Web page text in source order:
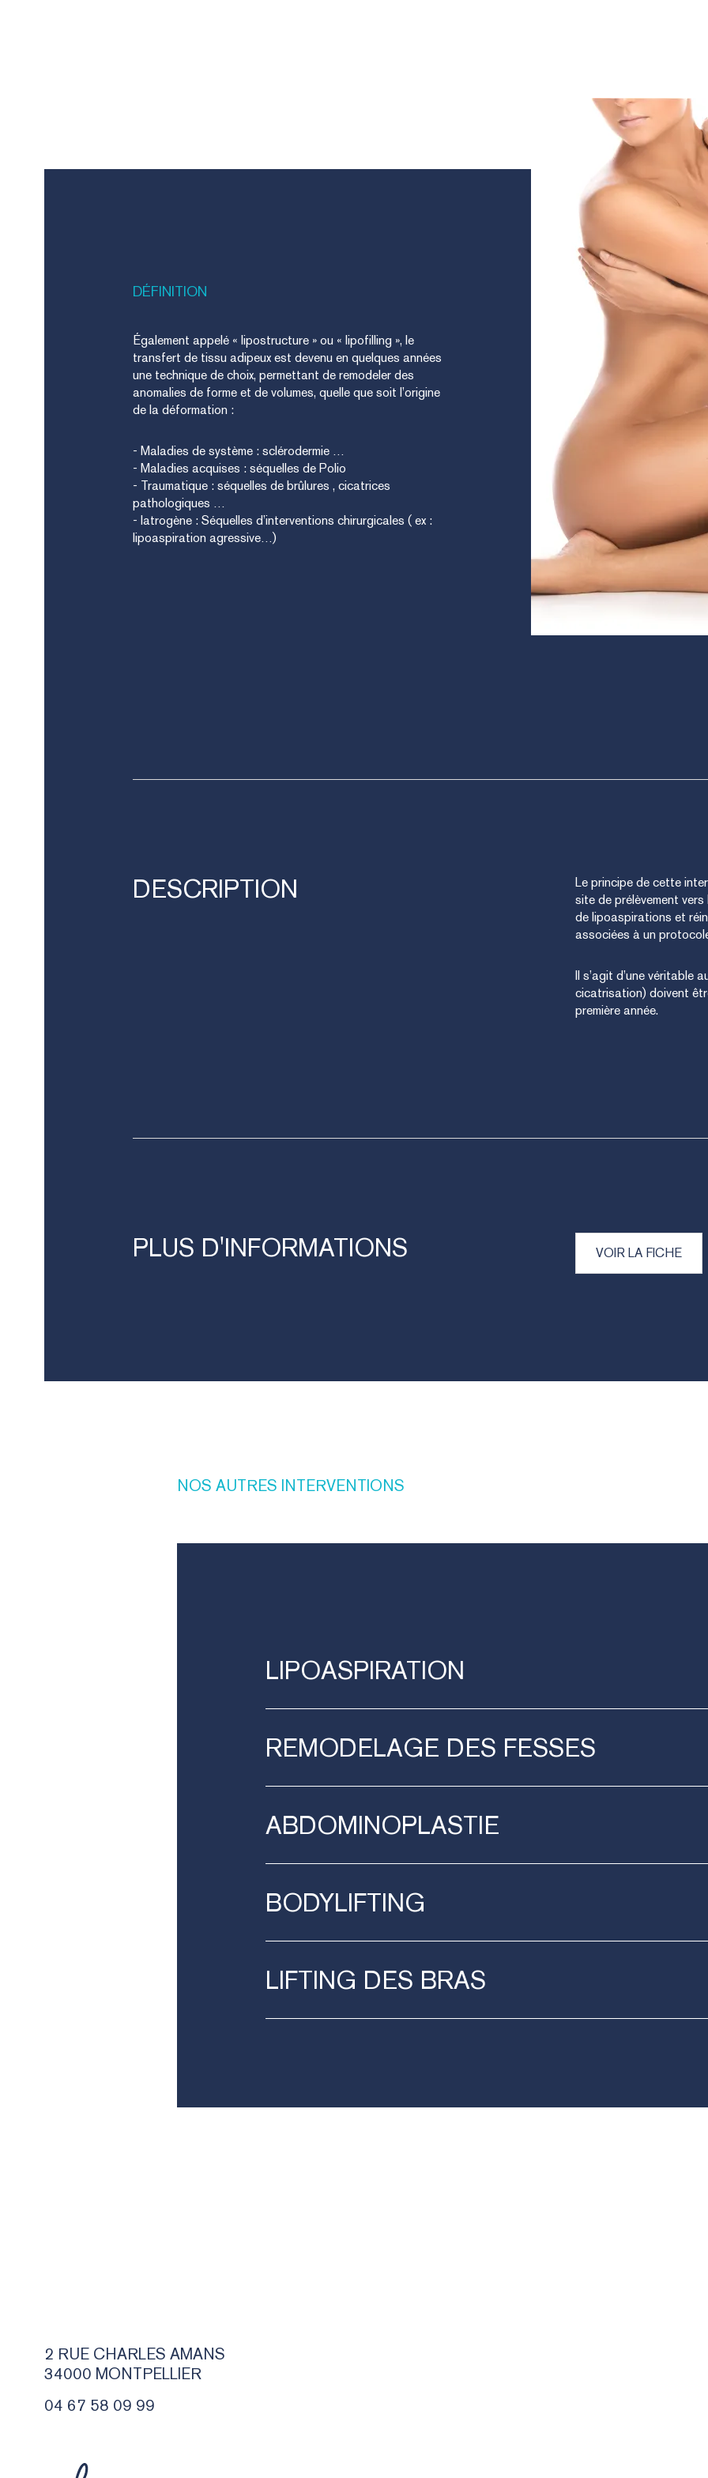
34000 MONTPELLIER
DÉFINITION
Également appelé « lipostructure » ou « lipofilling », le
transfert de tissu adipeux est devenu en quelques années
une technique de choix, permettant de remodeler des
anomalies de forme et de volumes, quelle que soit l’origine
de la déformation :
- Maladies de système : sclérodermie …
- Maladies acquises : séquelles de Polio
- Traumatique : séquelles de brûlures , cicatrices
pathologiques …
- Iatrogène : Séquelles d’interventions chirurgicales ( ex :
lipoaspiration agressive…)
DESCRIPTION
Le principe de cette
site de prélèvement
de lipoaspirations et
associées à un
Il s’agit d’une véritable
cicatrisation) doivent
première année.
PLUS D'INFORMATIONS VOIR LA FICHE
NOS AUTRES INTERVENTIONS
LIPOASPIRATION
REMODELAGE DES FESSES
ABDOMINOPLASTIE
BODYLIFTING
LIFTING DES BRAS
2 RUE CHARLES AMANS
34000 MONTPELLIER
04 67 58 09 99